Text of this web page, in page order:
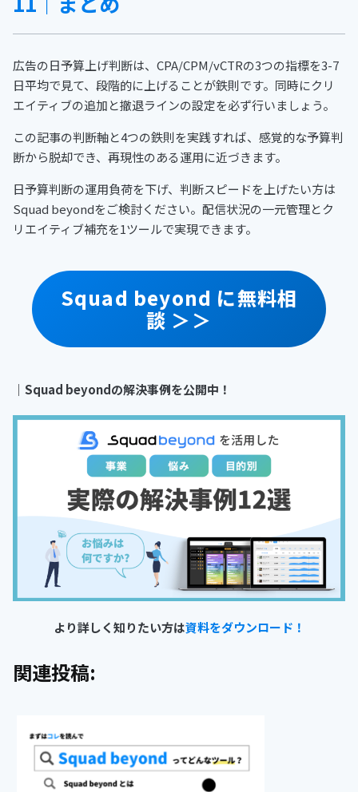
広告の日予算上げ判断は、CPA/CPM/vCTRの3つの指標を3-7
日平均で見て、段階的に上げることが鉄則です。同時にクリ
エイティブの追加と撤退ラインの設定を必ず行いましょう。
この記事の判断軸と4つの鉄則を実践すれば、感覚的な予算判
断から脱却でき、再現性のある運用に近づきます。
日予算判断の運用負荷を下げ、判断スピードを上げたい方は
Squad beyondをご検討ください。配信状況の一元管理とク
リエイティブ補充を1ツールで実現できます。
Squad beyond に無料相
談 ＞＞
｜Squad beyondの解決事例を公開中！
より詳しく知りたい方は資料をダウンロード！
関連投稿: